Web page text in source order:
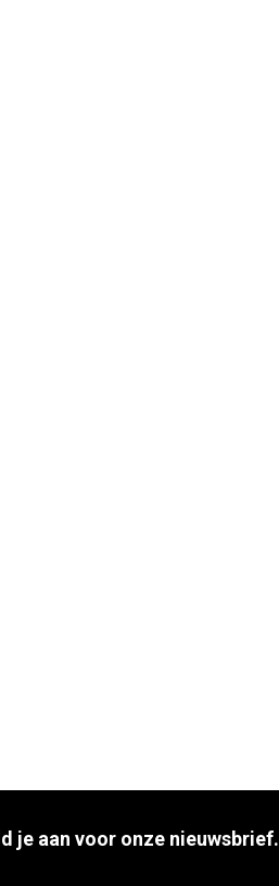
je aan voor onze nieuwsbrief.